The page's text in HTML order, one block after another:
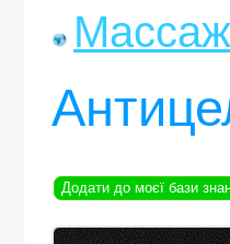
Додати до моєї бази